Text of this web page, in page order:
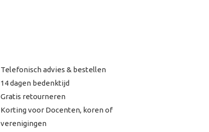
Telefonisch advies & bestellen
14 dagen bedenktijd
Gratis retourneren
Korting voor Docenten, koren of
verenigingen